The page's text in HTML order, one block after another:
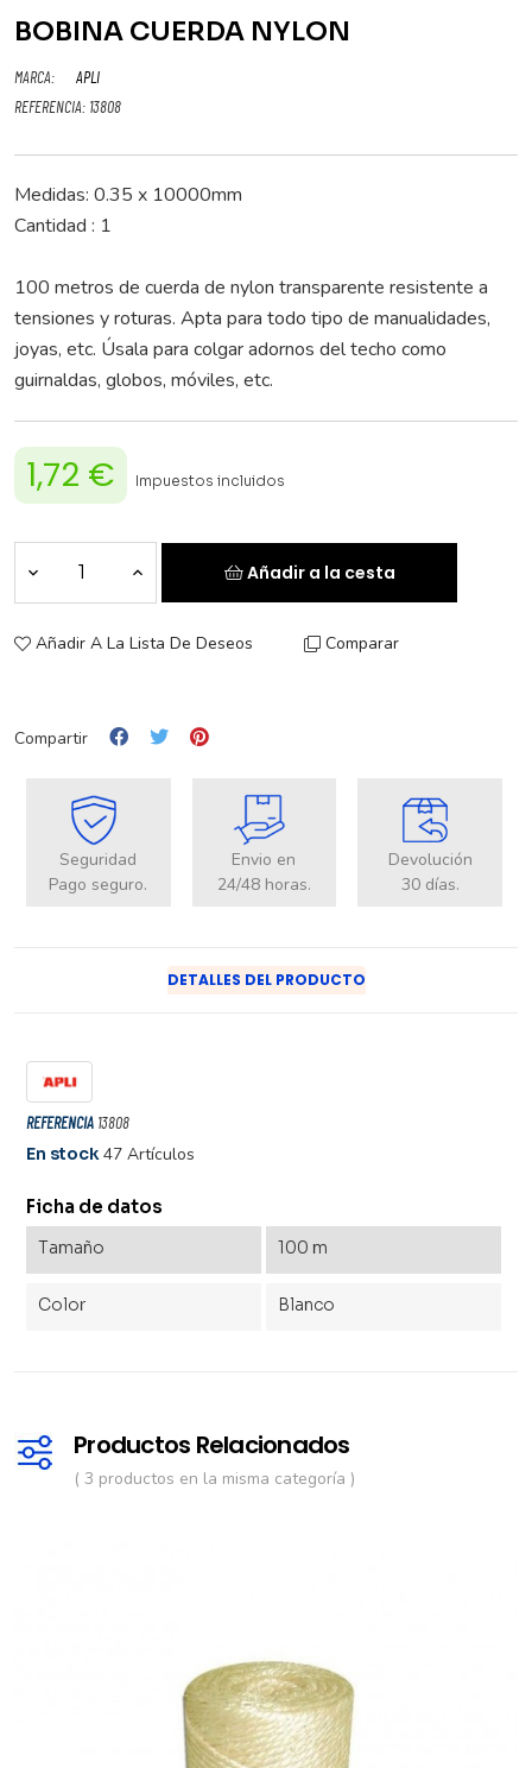
BOBINA CUERDA NYLON
MARCA:
APLI
REFERENCIA: 13808
Medidas: 0.35 x 10000mm
Cantidad : 1
100 metros de cuerda de nylon transparente resistente a
tensiones y roturas. Apta para todo tipo de manualidades,
joyas, etc. Úsala para colgar adornos del techo como
guirnaldas, globos, móviles, etc.
1,72 € Impuestos incluidos
Añadir a la cesta
Añadir A La Lista De Deseos Comparar
Compartir
Seguridad
Pago seguro.
Envio en
24/48 horas.
Devolución
30 días.
DETALLES DEL PRODUCTO
REFERENCIA 13808
En stock47 Artículos
Ficha de datos
Tamaño 100 m
Color Blanco
Productos Relacionados
( 3 productos en la misma categoría )